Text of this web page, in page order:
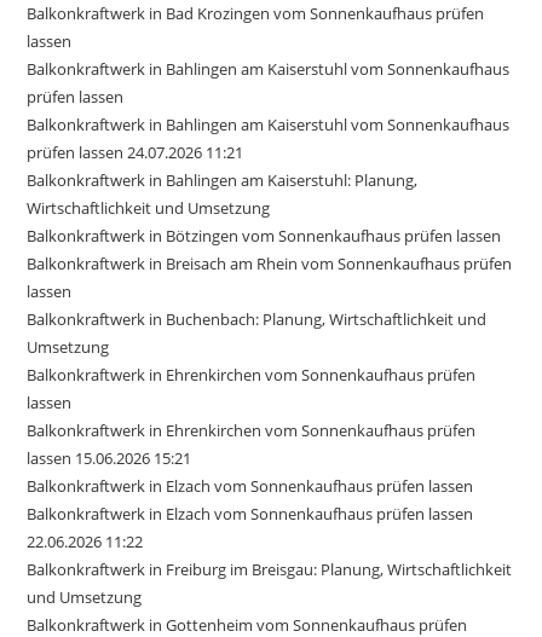
Balkonkraftwerk in Bad Krozingen vom Sonnenkaufhaus prüfen
lassen
Balkonkraftwerk in Bahlingen am Kaiserstuhl vom Sonnenkaufhaus
prüfen lassen
Balkonkraftwerk in Bahlingen am Kaiserstuhl vom Sonnenkaufhaus
prüfen lassen 24.07.2026 11:21
Balkonkraftwerk in Bahlingen am Kaiserstuhl: Planung,
Wirtschaftlichkeit und Umsetzung
Balkonkraftwerk in Bötzingen vom Sonnenkaufhaus prüfen lassen
Balkonkraftwerk in Breisach am Rhein vom Sonnenkaufhaus prüfen
lassen
Balkonkraftwerk in Buchenbach: Planung, Wirtschaftlichkeit und
Umsetzung
Balkonkraftwerk in Ehrenkirchen vom Sonnenkaufhaus prüfen
lassen
Balkonkraftwerk in Ehrenkirchen vom Sonnenkaufhaus prüfen
lassen 15.06.2026 15:21
Balkonkraftwerk in Elzach vom Sonnenkaufhaus prüfen lassen
Balkonkraftwerk in Elzach vom Sonnenkaufhaus prüfen lassen
22.06.2026 11:22
Balkonkraftwerk in Freiburg im Breisgau: Planung, Wirtschaftlichkeit
und Umsetzung
Balkonkraftwerk in Gottenheim vom Sonnenkaufhaus prüfen